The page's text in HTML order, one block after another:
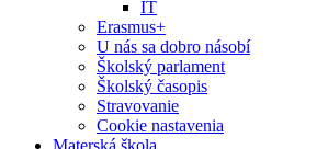
IT
Erasmus+
U nás sa dobro násobí
Školský parlament
Školský časopis
Stravovanie
Cookie nastavenia
Materská škola